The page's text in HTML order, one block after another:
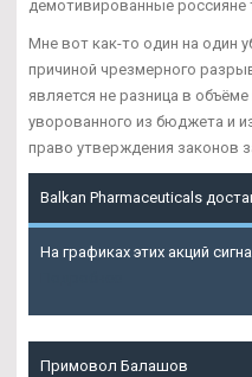
демотивированные россияне
Мне вот как-то один на один
причиной чрезмерного
является не разница в
уворованного из бюджета и
право утверждения законов
Balkan Pharmaceuticals
На графиках этих акций
Примовол Балашов